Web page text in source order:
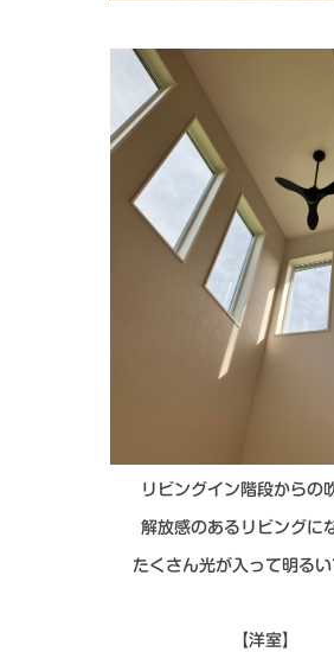
リビングイン階段からの
解放感のあるリビングに
たくさん光が入って明る
【洋室】